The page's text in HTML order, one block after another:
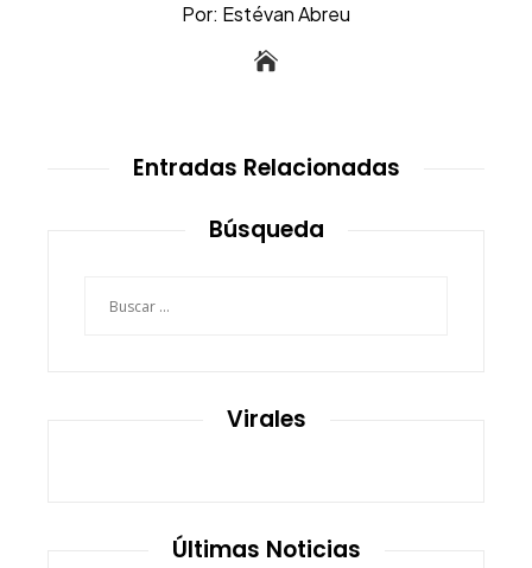
Por: Estévan Abreu
Entradas Relacionadas
Búsqueda
Virales
Últimas Noticias